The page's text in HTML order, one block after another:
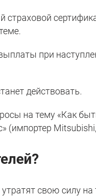
при
действовать.
на тему «Как
(импортер
свою силу